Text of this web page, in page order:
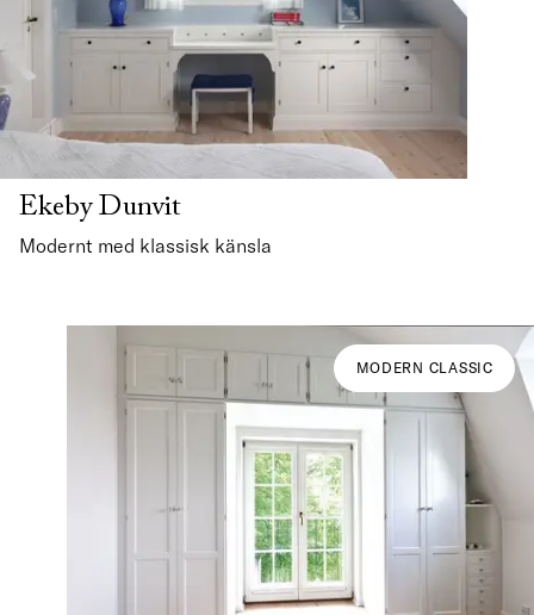
Ekeby Dunvit
Modernt med klassisk känsla
MODERN CLASSIC